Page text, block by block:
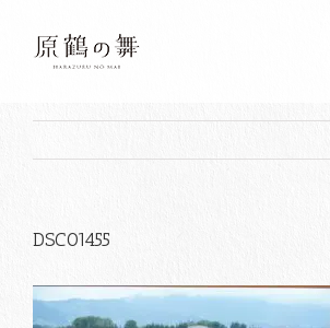
content
DSC01455